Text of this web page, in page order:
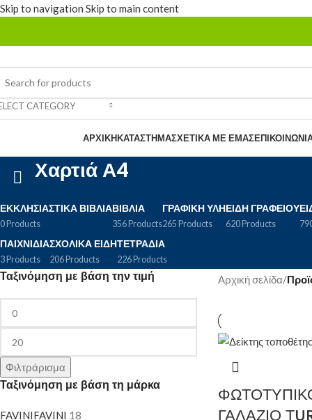
Skip to navigation Skip to main content
CATEGORY
ΑΡΧΙΚΉΚΑΤΆΣΤΗΜΑΣΧΕΤΙΚΆ ΜΕ ΕΜΆΣ
Χαρτιά Α4
ΕΚΚΛΗΣΙΑΣΤΙΚΆ ΒΙΒΛΊΑ
0 Products
ΒΙΒΛΊΑ
356 Products
ΓΡΑΦΙΚΉ ΎΛΗ
265 Products
ΕΊΔΗ ΓΡΑΦΕΊΟΥ
620 Products
ΠΑΙΧΝΊΔΙΑ
3 Products
ΣΧΟΛΙΚΆ ΕΊΔΗ
206 Products
ΤΕΤΡΆΔΙΑ
226 Products
Ταξινόμηση με βάση την τιμή
Φιλτράρισμα
Ταξινόμηση με βάση τη μάρκα
FAVINIFAVINI 18
Αρχική σελίδα/
ΓΑΛΑΖΙΟ